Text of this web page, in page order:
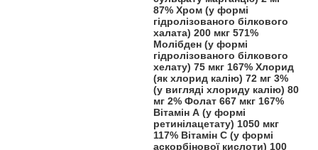
87% Хром (у формі
гідролізованого білкового
халата) 200 мкг 571%
Молібден (у формі
гідролізованого білкового
хелату) 75 мкг 167% Хлорид
(як хлорид калію) 72 мг 3%
(у вигляді хлориду калію) 80
мг 2% Фолат 667 мкг 167%
Вітамін А (у формі
ретинілацетату) 1050 мкг
117% Вітамін C (у формі
аскорбінової кислоти) 100